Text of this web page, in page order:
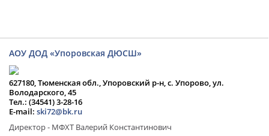
АОУ ДОД «Упоровская ДЮСШ»
627180, Тюменская обл., Упоровский р-н, с. Упорово, ул.
Володарского, 45
Тел.: (34541) 3-28-16
E-mail: ski72@bk.ru
Директор - МФХТ Валерий Константинович